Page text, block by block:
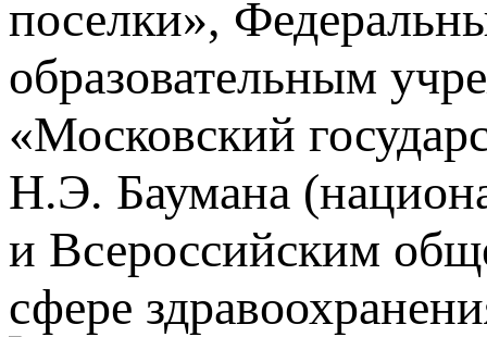
поселки»,
образовательным
«Московский
Н.Э. Баумана
и Всероссийским
сфере